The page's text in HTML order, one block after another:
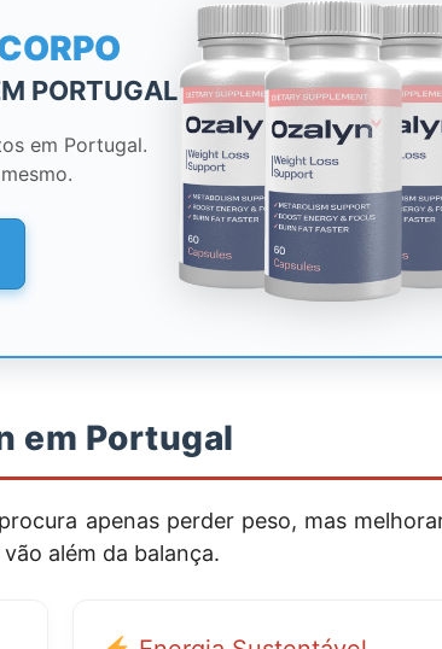
PORTUGAL
em Portugal.
em Portugal
apenas perder peso, mas
além da balança.